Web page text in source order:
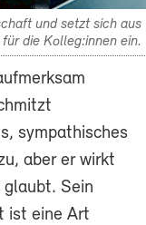
und setzt sich aus
für die Kolleg:innen ein.
sympathisches
aber er wirkt
glaubt. Sein
ist eine Art